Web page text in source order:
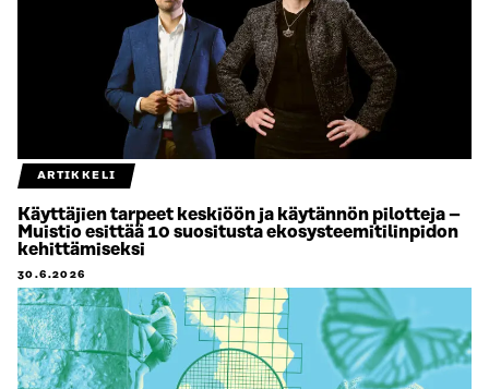
ARTIKKELI
Käyttäjien tarpeet keskiöön ja käytännön pilotteja –
Muistio esittää 10 suositusta ekosysteemitilinpidon
kehittämiseksi
30.6.2026